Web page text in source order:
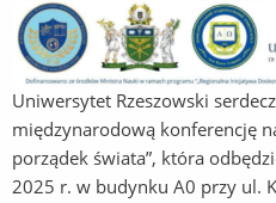
Uniwersytet Rzeszowski
międzynarodową konferencję
porządek świata”, która
2025 r. w budynku A0 przy ul.